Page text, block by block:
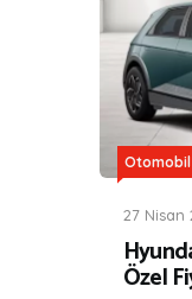
Otomobil
27 Nisan
Özel